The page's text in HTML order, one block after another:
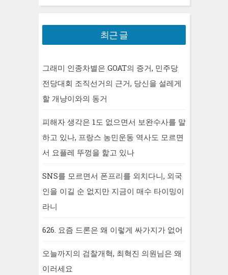
최근 글
그래미 인종차별은 GOAT의 증거, 민주당
전당대회 조직선거의 근거, 당신을 설레게
할 개냥이와의 동거
피해자 생각은 1도 없으면서 보완수사를 말
하고 있나, 프랑스 농민운동 역사도 모르면
서 요플레 뚜껑을 핥고 있나
SNS를 모르면서 폰프리를 외치다니, 외국
인을 이길 순 없지만 지금이 매수 타이밍이
라니
626. 요즘 드론은 왜 이렇게 싸가지가 없어
오늘까지의 검찰개혁, 최혁진 의원님은 왜
이러세요